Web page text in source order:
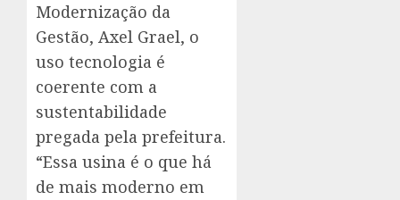
Modernização da
Gestão, Axel Grael, o
uso tecnologia é
coerente com a
sustentabilidade
pregada pela prefeitura.
“Essa usina é o que há
de mais moderno em